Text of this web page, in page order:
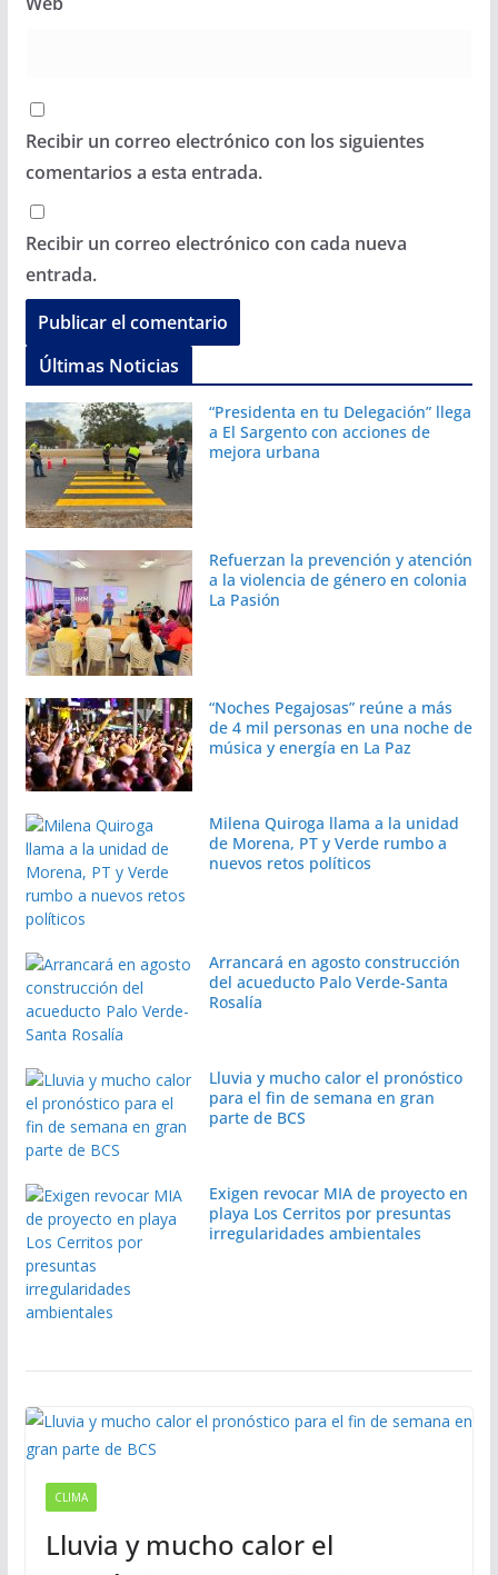
Recibir un correo electrónico con los siguientes
comentarios a esta entrada.
Recibir un correo electrónico con cada nueva
entrada.
Últimas Noticias
“Presidenta en tu Delegación” llega
a El Sargento con acciones de
mejora urbana
Refuerzan la prevención y atención
a la violencia de género en colonia
La Pasión
“Noches Pegajosas” reúne a más
de 4 mil personas en una noche de
música y energía en La Paz
Milena Quiroga llama a la unidad
de Morena, PT y Verde rumbo a
nuevos retos políticos
Arrancará en agosto construcción
del acueducto Palo Verde-Santa
Rosalía
Lluvia y mucho calor el pronóstico
para el fin de semana en gran
parte de BCS
Exigen revocar MIA de proyecto en
playa Los Cerritos por presuntas
irregularidades ambientales
CLIMA
Lluvia y mucho calor el